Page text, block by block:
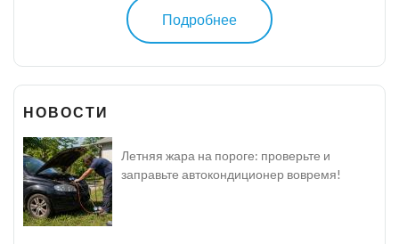
Подробнее
НОВОСТИ
Летняя жара на пороге: проверьте и
заправьте автокондиционер вовремя!